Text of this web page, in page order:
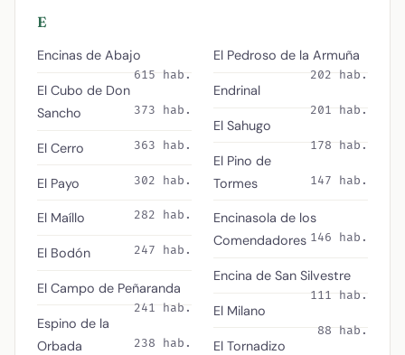
E
Encinas de Abajo
615 hab.
El Cubo de Don
Sancho
373 hab.
El Cerro 363 hab.
El Payo 302 hab.
El Maíllo 282 hab.
El Bodón 247 hab.
El Campo de Peñaranda
241 hab.
Espino de la
Orbada
238 hab.
El Pedroso de la Armuña
202 hab.
Endrinal
201 hab.
El Sahugo
178 hab.
El Pino de
Tormes
147 hab.
Encinasola de los
Comendadores 146 hab.
Encina de San Silvestre
111 hab.
El Milano
88 hab.
El Tornadizo